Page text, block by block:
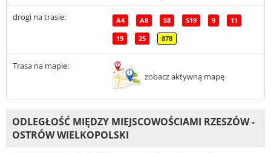
drogi na trasie: A4 A8 S8 S19 9 11
19 25 878
Trasa na mapie:
zobacz aktywną mapę
ODLEGŁOŚĆ MIĘDZY MIEJSCOWOŚCIAMI RZESZÓW -
OSTRÓW WIELKOPOLSKI